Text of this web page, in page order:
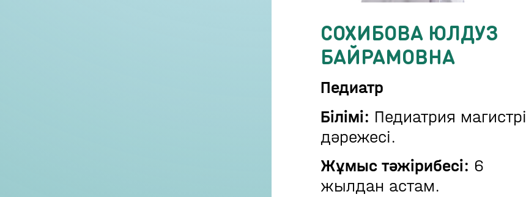
СОХИБОВА ЮЛДУЗ
БАЙРАМОВНА
Педиатр
Білімі: Педиатрия магистрі
дәрежесі.
Жұмыс тәжірибесі: 6
жылдан астам.